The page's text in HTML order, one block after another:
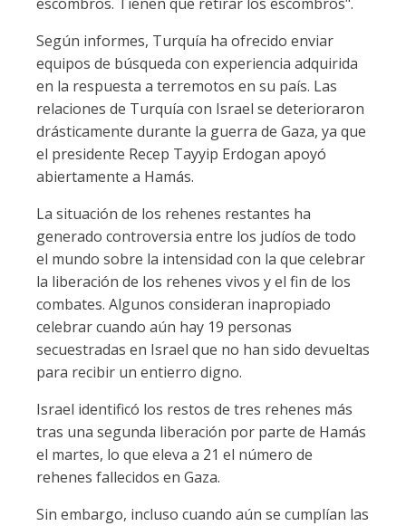
Según informes, Turquía ha ofrecido enviar
equipos de búsqueda con experiencia adquirida
en la respuesta a terremotos en su país. Las
relaciones de Turquía con Israel se deterioraron
drásticamente durante la guerra de Gaza, ya que
el presidente Recep Tayyip Erdogan apoyó
abiertamente a Hamás.
La situación de los rehenes restantes ha
generado controversia entre los judíos de todo
el mundo sobre la intensidad con la que celebrar
la liberación de los rehenes vivos y el fin de los
combates. Algunos consideran inapropiado
celebrar cuando aún hay 19 personas
secuestradas en Israel que no han sido devueltas
para recibir un entierro digno.
Israel identificó los restos de tres rehenes más
tras una segunda liberación por parte de Hamás
el martes, lo que eleva a 21 el número de
rehenes fallecidos en Gaza.
Sin embargo, incluso cuando aún se cumplían las